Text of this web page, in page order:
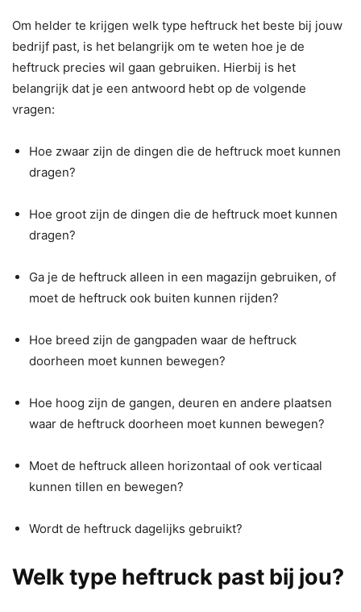
Om helder te krijgen welk type heftruck het beste bij jouw
bedrijf past, is het belangrijk om te weten hoe je de
heftruck precies wil gaan gebruiken. Hierbij is het
belangrijk dat je een antwoord hebt op de volgende
vragen:
Hoe zwaar zijn de dingen die de heftruck moet kunnen
dragen?
Hoe groot zijn de dingen die de heftruck moet kunnen
dragen?
Ga je de heftruck alleen in een magazijn gebruiken, of
moet de heftruck ook buiten kunnen rijden?
Hoe breed zijn de gangpaden waar de heftruck
doorheen moet kunnen bewegen?
Hoe hoog zijn de gangen, deuren en andere plaatsen
waar de heftruck doorheen moet kunnen bewegen?
Moet de heftruck alleen horizontaal of ook verticaal
kunnen tillen en bewegen?
Wordt de heftruck dagelijks gebruikt?
Welk type heftruck past bij jou?